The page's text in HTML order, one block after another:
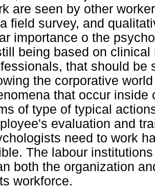
are seen by other
field survey, and
importance o the
being based on
that should be
the corporative
that occur
of type of typical
evaluation and
need to work
The labour
both the organization
workforce.